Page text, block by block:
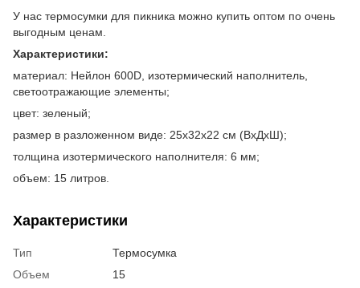
У нас термосумки для пикника можно купить оптом по очень
выгодным ценам.
Характеристики:
материал: Нейлон 600D, изотермический наполнитель,
светоотражающие элементы;
цвет: зеленый;
размер в разложенном виде: 25х32х22 см (ВхДхШ);
толщина изотермического наполнителя: 6 мм;
объем: 15 литров.
Характеристики
Тип
Термосумка
Объем
15